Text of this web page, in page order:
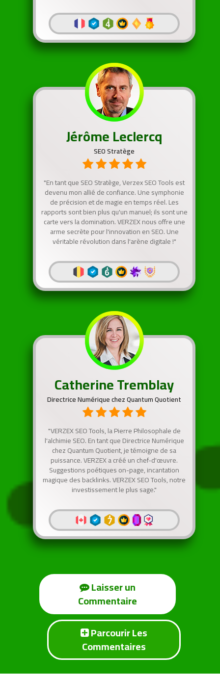
Jérôme Leclercq
SEO Stratège
"En tant que SEO Stratège, Verzex SEO Tools est
devenu mon allié de confiance. Une symphonie
de précision et de magie en temps réel. Les
rapports sont bien plus qu'un manuel; ils sont une
carte vers la domination. VERZEX nous offre une
arme secrète pour l'innovation en SEO. Une
véritable révolution dans l'arène digitale !"
Catherine Tremblay
Directrice Numérique chez Quantum Quotient
"VERZEX SEO Tools, la Pierre Philosophale de
l'alchimie SEO. En tant que Directrice Numérique
chez Quantum Quotient, je témoigne de sa
puissance. VERZEX a créé un chef-d'œuvre.
Suggestions poétiques on-page, incantation
magique des backlinks. VERZEX SEO Tools, notre
investissement le plus sage."
Commentaire
Commentaires